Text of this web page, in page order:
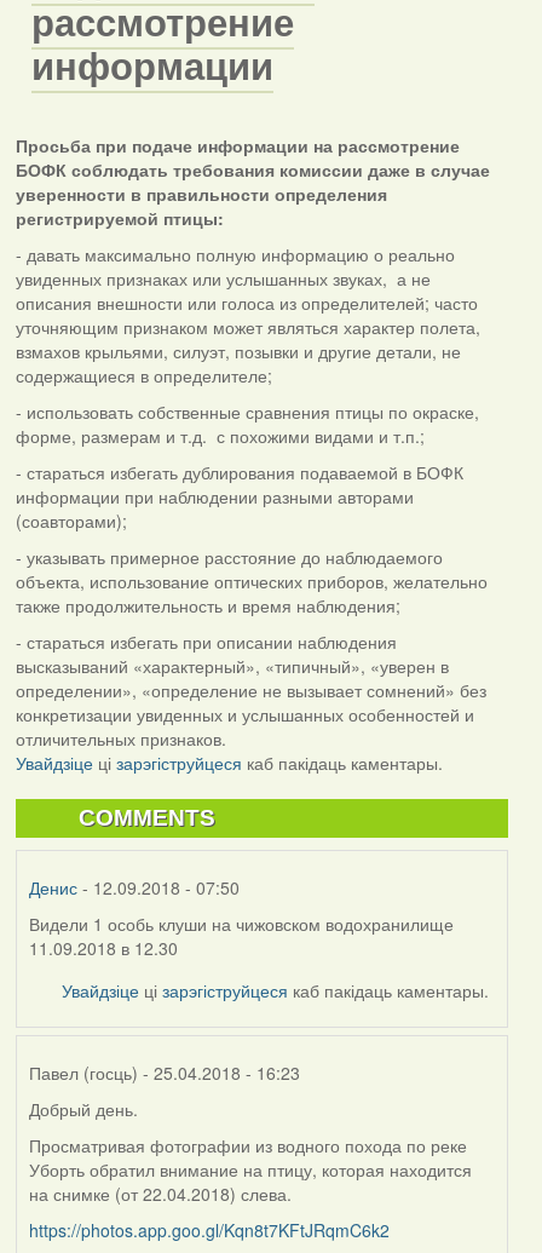
рассмотрение
информации
Просьба при подаче информации на рассмотрение
БОФК соблюдать требования комиссии даже в случае
уверенности в правильности определения
регистрируемой птицы:
- давать максимально полную информацию о реально
увиденных признаках или услышанных звуках, а не
описания внешности или голоса из определителей; часто
уточняющим признаком может являться характер полета,
взмахов крыльями, силуэт, позывки и другие детали, не
содержащиеся в определителе;
- использовать собственные сравнения птицы по окраске,
форме, размерам и т.д. с похожими видами и т.п.;
- стараться избегать дублирования подаваемой в БОФК
информации при наблюдении разными авторами
(соавторами);
- указывать примерное расстояние до наблюдаемого
объекта, использование оптических приборов, желательно
также продолжительность и время наблюдения;
- стараться избегать при описании наблюдения
высказываний «характерный», «типичный», «уверен в
определении», «определение не вызывает сомнений» без
конкретизации увиденных и услышанных особенностей и
отличительных признаков.
Увайдзіцеці зарэгіструйцеся каб пакідаць каментары.
COMMENTS
Денис- 12.09.2018 - 07:50
Видели 1 особь клуши на чижовском водохранилище
11.09.2018 в 12.30
Увайдзіце цізарэгіструйцеся каб пакідаць каментары.
Павел (госць) - 25.04.2018 - 16:23
Добрый день.
Просматривая фотографии из водного похода по реке
Уборть обратил внимание на птицу, которая находится
на снимке (от 22.04.2018) слева.
https://photos.app.goo.gl/Kqn8t7KFtJRqmC6k2